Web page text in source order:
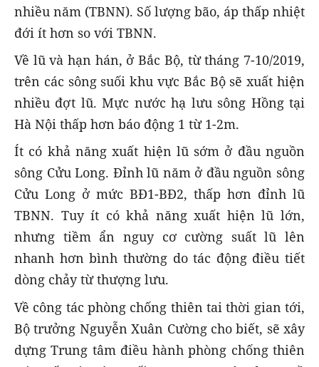
nhiều năm (TBNN). Số lượng bão, áp thấp nhiệt
đới ít hơn so với TBNN.
Về lũ và hạn hán, ở Bắc Bộ, từ tháng 7-10/2019,
trên các sông suối khu vực Bắc Bộ sẽ xuất hiện
nhiều đợt lũ. Mực nước hạ lưu sông Hồng tại
Hà Nội thấp hơn báo động 1 từ 1-2m.
Ít có khả năng xuất hiện lũ sớm ở đầu nguồn
sông Cửu Long. Đỉnh lũ năm ở đầu nguồn sông
Cửu Long ở mức BĐ1-BĐ2, thấp hơn đỉnh lũ
TBNN. Tuy ít có khả năng xuất hiện lũ lớn,
nhưng tiềm ẩn nguy cơ cường suất lũ lên
nhanh hơn bình thường do tác động điều tiết
dòng chảy từ thượng lưu.
Về công tác phòng chống thiên tai thời gian tới,
Bộ trưởng Nguyễn Xuân Cường cho biết, sẽ xây
dựng Trung tâm điều hành phòng chống thiên